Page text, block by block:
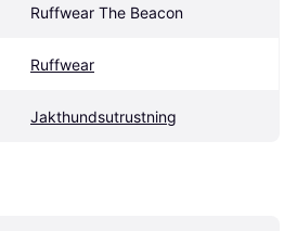
Ruffwear The Beacon
Ruffwear
Jakthundsutrustning